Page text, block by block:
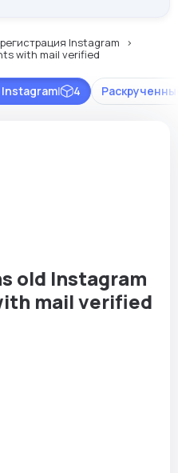
Instagram
with mail verified
| 4
old Instagram
mail verified